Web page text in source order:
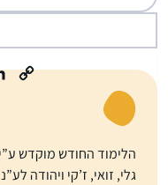
הלימוד החודש מוקדש ע”י
גלי, זואי, ז’קי ויהודה